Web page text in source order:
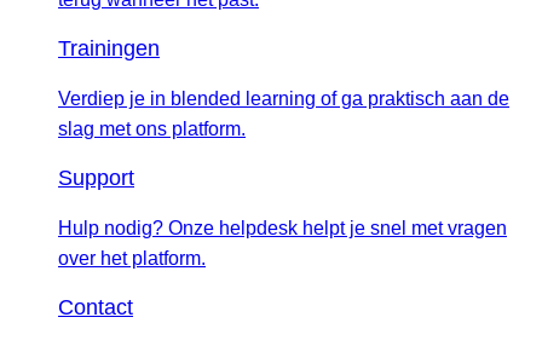
Trainingen
Verdiep je in blended learning of ga praktisch aan de
slag met ons platform.
Support
Hulp nodig? Onze helpdesk helpt je snel met vragen
over het platform.
Contact